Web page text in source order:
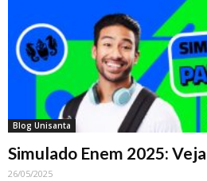
Blog Unisanta
Simulado Enem 2025:
26/05/2025